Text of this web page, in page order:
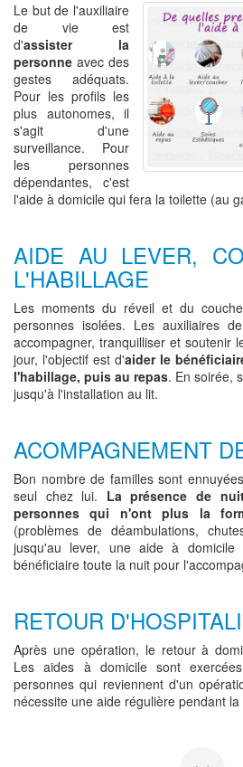
Le but de l'auxiliaire
de vie est
d'assister la
personne avec des
gestes adéquats.
Pour les profils les
plus autonomes, il
s'agit d'une
surveillance. Pour
les personnes
dépendantes, c'est
l'aide à domicile qui fera la toilette (au
AIDE AU LEVER,
L'HABILLAGE
Les moments du réveil et du
personnes isolées. Les auxiliaires
accompagner, tranquilliser et soutenir
jour, l'objectif est d'aider le
l'habillage, puis au repas. En soirée,
jusqu'à l'installation au lit.
ACOMPAGNEMENT
Bon nombre de familles sont
seul chez lui. La présence de
personnes qui n'ont plus la
(problèmes de déambulations,
jusqu'au lever, une aide à
bénéficiaire toute la nuit pour
RETOUR
Après une opération, le retour à
Les aides à domicile sont
personnes qui reviennent d'un
nécessite une aide régulière pendant